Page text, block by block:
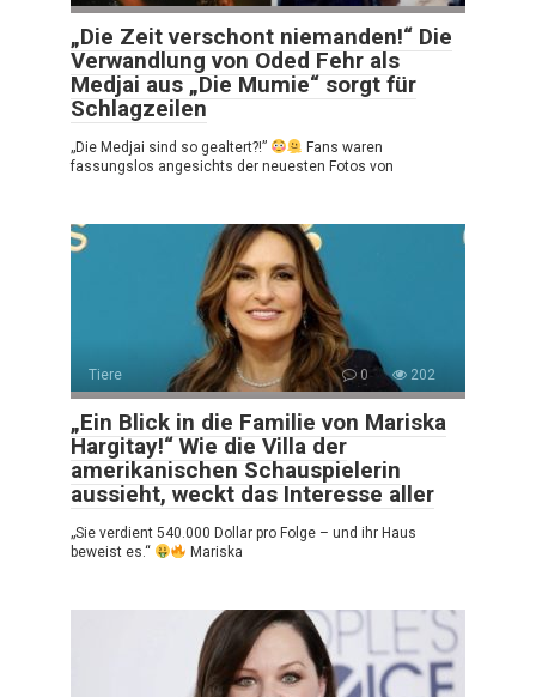
„Die Zeit verschont niemanden!“ Die
Verwandlung von Oded Fehr als
Medjai aus „Die Mumie“ sorgt für
Schlagzeilen
„Die Medjai sind so gealtert?!”
Fans waren
fassungslos angesichts der neuesten Fotos von
Tiere 0 202
„Ein Blick in die Familie von Mariska
Hargitay!“ Wie die Villa der
amerikanischen Schauspielerin
aussieht, weckt das Interesse aller
„Sie verdient 540.000 Dollar pro Folge – und ihr Haus
beweist es.“
Mariska